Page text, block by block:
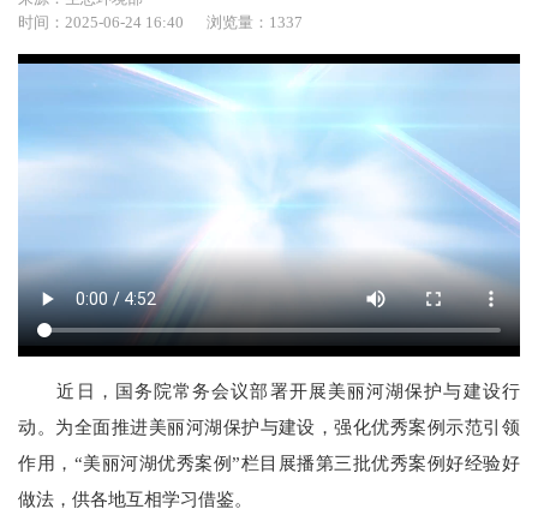
时间：2025-06-24 16:40
浏览量：1337
近日，国务院常务会议部署开展美丽河湖保护与建设行
动。为全面推进美丽河湖保护与建设，强化优秀案例示范引领
作用，“美丽河湖优秀案例”栏目展播第三批优秀案例好经验好
做法，供各地互相学习借鉴。